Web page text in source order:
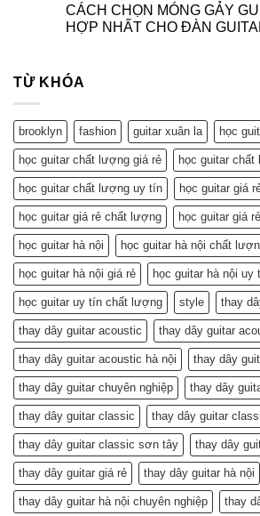
CÁCH CHỌN MÓNG GẢY
HỢP NHẤT CHO ĐÀN
TỪ KHÓA
brooklyn fashion guitar xuân la học
học guitar chất lượng giá rẻ học guitar
học guitar chất lượng uy tín học guitar giá
học guitar giá rẻ chất lượng học guitar giá
học guitar hà nội học guitar hà nội chất
học guitar hà nội giá rẻ học guitar hà nội uy
học guitar uy tín chất lượng style thay
thay dây guitar acoustic thay dây guitar
thay dây guitar acoustic hà nội thay dây
thay dây guitar chuyên nghiệp thay dây
thay dây guitar classic thay dây guitar
thay dây guitar classic sơn tây thay dây
thay dây guitar giá rẻ thay dây guitar hà nội
thay dây guitar hà nội chuyên nghiệp thay